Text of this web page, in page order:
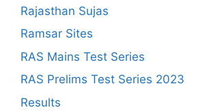
Rajasthan Sujas
Ramsar Sites
RAS Mains Test Series
RAS Prelims Test Series 2023
Results